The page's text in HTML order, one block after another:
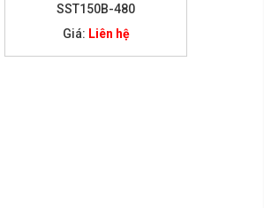
SST150B-480
Giá: Liên hệ